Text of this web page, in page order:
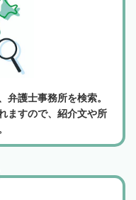
弁護士事務所を検索。
ますので、紹介文や所